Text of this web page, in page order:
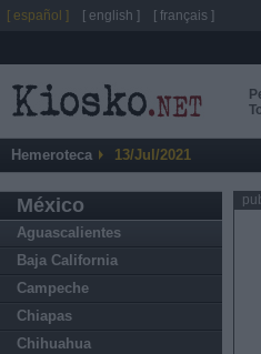
Hemeroteca 13/Jul/2021
México
Aguascalientes
Baja California
Campeche
Chiapas
Chihuahua
[ español ] [ english ] [ français ]